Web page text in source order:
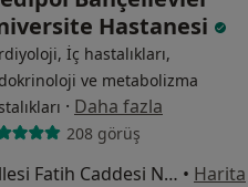
Hastanesi
İç hastalıkları,
ve metabolizma
· Daha fazla
208 görüş
Çobançeşme Mahallesi Fatih Caddesi No:1/8, Bahçelievler • Harita